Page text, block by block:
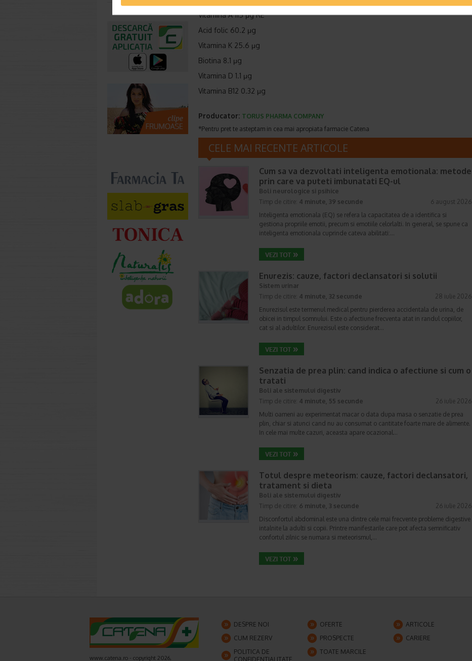
Vitamina A 115 μg RE
Acid folic 60.2 μg
Vitamina K 25.6 μg
Biotina 8.1 μg
Vitamina D 1.1 μg
Vitamina B12 0.32 μg
Producator: TORUS PHARMA COMPANY
*Pentru pret te asteptam in cea mai apropiata farmacie Catena
CELE MAI RECENTE ARTICOLE
Cum sa va dezvoltati inteligenta emotionala: metode
prin care va puteti imbunatati EQ-ul
Boli neurologice si psihice
Timp de citire: 4 minute, 39 secunde
6 august 2026
Inteligenta emotionala (EQ) se refera la capacitatea de a identifica si
gestiona propriile emotii, precum si emotiile celorlalti. In general, se spune ca
inteligenta emotionala cuprinde cateva abilitati:…
Enurezis: cauze, factori declansatori si solutii
Sistem urinar
Timp de citire: 4 minute, 32 secunde
28 iulie 2026
Enurezisul este termenul medical pentru pierderea accidentala de urina, de
obicei in timpul somnului. Este o afectiune frecventa atat in randul copiilor,
cat si al adultilor. Enurezisul este considerat…
Senzatia de prea plin: cand indica o afectiune si cum o
tratati
Boli ale sistemului digestiv
Timp de citire: 4 minute, 55 secunde
26 iulie 2026
Multi oameni au experimentat macar o data dupa masa o senzatie de prea
plin, chiar si atunci cand nu au consumat o cantitate foarte mare de alimente.
In cele mai multe cazuri, aceasta apare ocazional…
Totul despre meteorism: cauze, factori declansatori,
tratament si dieta
Boli ale sistemului digestiv
Timp de citire: 6 minute, 3 secunde
26 iulie 2026
Disconfortul abdominal este una dintre cele mai frecvente probleme digestive
intalnite la adulti si copii. Printre manifestarile care pot afecta semnificativ
confortul zilnic se numara si meteorismul,…
www.catena.ro - copyright 2026,
DESPRE NOI OFERTE
ARTICOLE
CUM REZERV
PROSPECTE
CARIERE
POLITICA DE
CONFIDENTIALITATE
TOATE MARCILE